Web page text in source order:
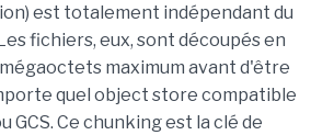
est totalement indépendant du
fichiers, eux, sont découpés en
maximum avant d'être
quel object store compatible
GCS. Ce chunking est la clé de